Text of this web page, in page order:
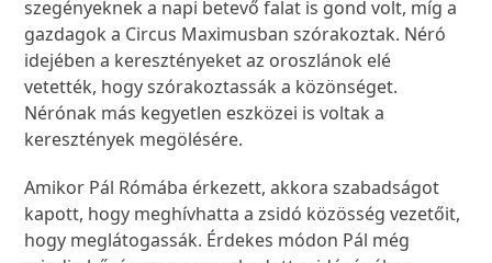
szegényeknek a napi betevő falat is gond volt, míg a
gazdagok a Circus Maximusban szórakoztak. Néró
idejében a keresztényeket az oroszlánok elé
vetették, hogy szórakoztassák a közönséget.
Nérónak más kegyetlen eszközei is voltak a
keresztények megölésére.
Amikor Pál Rómába érkezett, akkora szabadságot
kapott, hogy meghívhatta a zsidó közösség vezetőit,
hogy meglátogassák. Érdekes módon Pál még